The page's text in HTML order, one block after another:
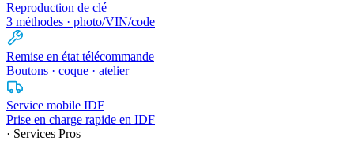
Reproduction de clé
3 méthodes · photo/VIN/code
Remise en état télécommande
Boutons · coque · atelier
Service mobile IDF
Prise en charge rapide en IDF
· Services Pros